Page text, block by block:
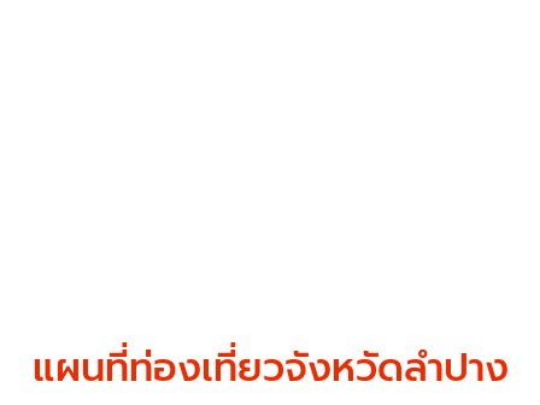
แผนที่ท่องเที่ยวจังหวัดลำปาง